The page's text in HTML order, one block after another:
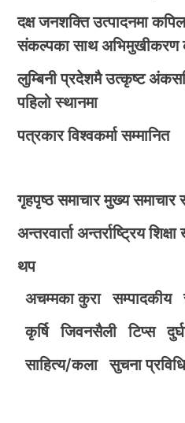
दक्ष जनशक्ति उत्पादनमा
संकल्पका साथ अभिमुखीकरण
लुम्बिनी प्रदेशमै उत्कृष्ट
पहिलो स्थानमा
पत्रकार विश्वकर्मा सम्मानित
गृहपृष्ठ समाचार मुख्य समाचार
अन्तरवार्ता अन्तर्राष्ट्रिय शिक्षा
थप
अचम्मका कुरा
सम्पादकीय
कृर्षि
जिवनसैली टिप्स
साहित्य/कला
सुचना